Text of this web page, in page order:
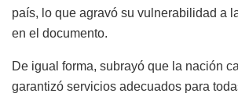
país, lo que agravó su vulnerabilidad a
en el documento.
De igual forma, subrayó que la nación
garantizó servicios adecuados para